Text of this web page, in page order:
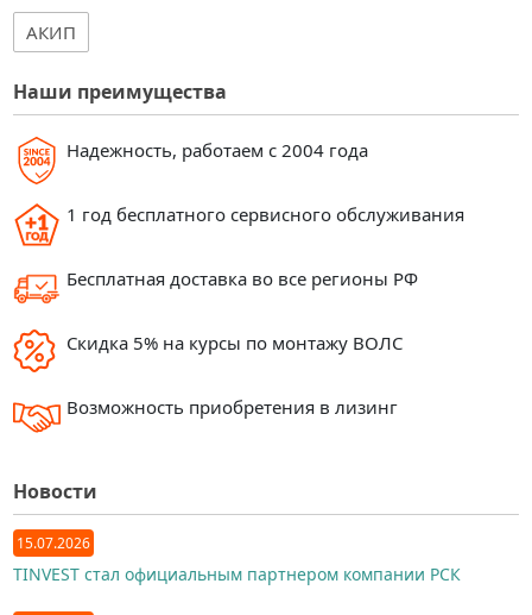
Наши преимущества
Надежность, работаем с 2004 года
1 год бесплатного сервисного обслуживания
Бесплатная доставка во все регионы РФ
Скидка 5% на курсы по монтажу ВОЛС
Возможность приобретения в лизинг
Новости
15.07.2026
TINVEST стал официальным партнером компании РСК
АКИП